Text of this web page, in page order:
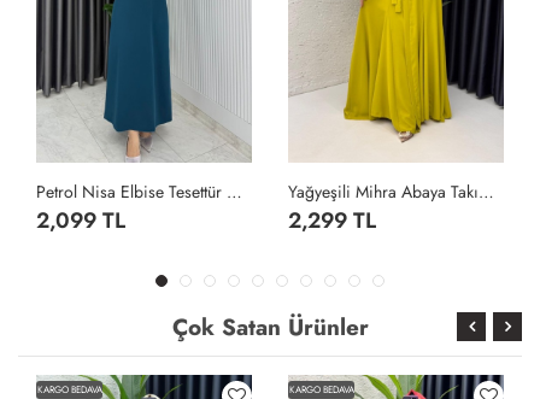
Petrol Nisa Elbise Tesettür Giyim Petrol Yeşili
2,099 TL
Yağyeşili Mihra Abaya Takım Tesettür Giyim Yağ Yeşili
2,299 TL
Çok Satan Ürünler
KARGO BEDAVA KARGO BEDAVA